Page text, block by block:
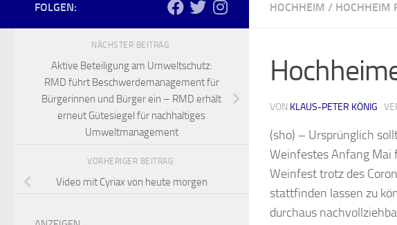
HOCHHEIM / HOCHHEIM
VON KLAUS-PETER KÖNIG ·
(sho) – Ursprünglich
Weinfestes Anfang Mai
Weinfest trotz des
stattfinden lassen zu
durchaus
FOLGEN:
NÄCHSTER BEITRAG
Aktive Beteiligung am Umweltschutz:
RMD führt Beschwerdemanagement für
Bürgerinnen und Bürger ein – RMD erhält
erneut Gütesiegel für nachhaltiges
Umweltmanagement
VORHERIGER BEITRAG
Video mit Cyriax von heute morgen